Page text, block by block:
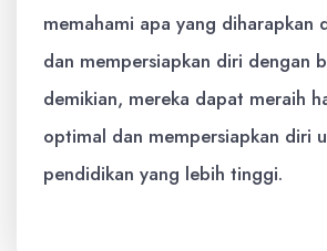
memahami apa yang diharapkan
dan mempersiapkan diri dengan
demikian, mereka dapat meraih
optimal dan mempersiapkan diri
pendidikan yang lebih tinggi.